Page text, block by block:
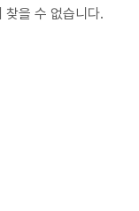
찾을 수 없습니다.